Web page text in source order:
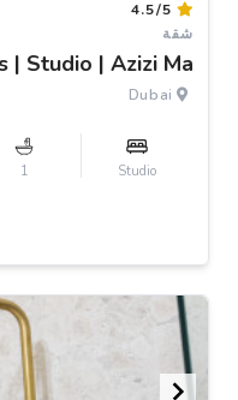
4.5/5
شقة
Studio | Azizi Ma...
Dubai
Studio
1